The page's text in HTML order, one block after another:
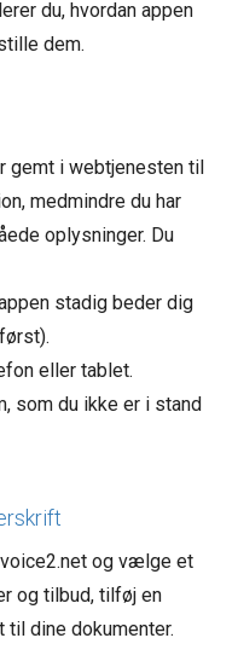
du, hvordan appen
dem.
gemt i webtjenesten til
medmindre du har
oplysninger. Du
stadig beder dig
eller tablet.
som du ikke er i stand
og vælge et
og tilbud, tilføj en
dine dokumenter.